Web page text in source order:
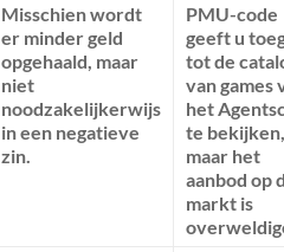
Misschien wordt
er minder geld
opgehaald, maar
niet
noodzakelijkerwijs
in een negatieve
zin.
PMU-code
geeft u
tot de
van games
het
te
maar het
aanbod op
markt is